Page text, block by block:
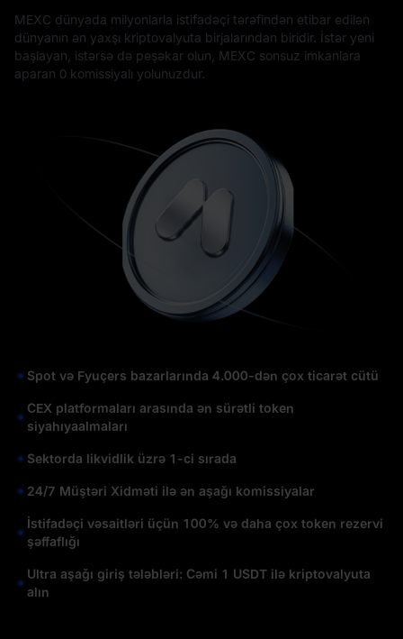
MEXC dünyada milyonlarla istifadəçi tərəfindən etibar edilən
dünyanın ən yaxşı kriptovalyuta birjalarından biridir. İstər yeni
başlayan, istərsə də peşəkar olun, MEXC sonsuz imkanlara
aparan 0 komissiyalı yolunuzdur.
Spot və Fyuçers bazarlarında 4.000-dən çox ticarət cütü
CEX platformaları arasında ən sürətli token
siyahıyaalmaları
Sektorda likvidlik üzrə 1-ci sırada
24/7 Müştəri Xidməti ilə ən aşağı komissiyalar
İstifadəçi vəsaitləri üçün 100% və daha çox token rezervi
şəffaflığı
Ultra aşağı giriş tələbləri: Cəmi 1 USDT ilə kriptovalyuta
alın